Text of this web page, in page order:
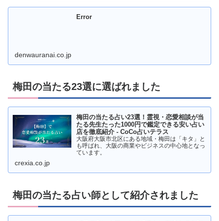
Error
denwauranai.co.jp
梅田の当たる23選に選ばれました
梅田の当たる占い23選！霊視・恋愛相談が当
たる先生たった1000円で鑑定できる安い占い
店を徹底紹介 - CoCo占いテラス
大阪府大阪市北区にある地域・梅田は「キタ」と
も呼ばれ、大阪の商業やビジネスの中心地となっ
ています。
crexia.co.jp
梅田の当たる占い師として紹介されました